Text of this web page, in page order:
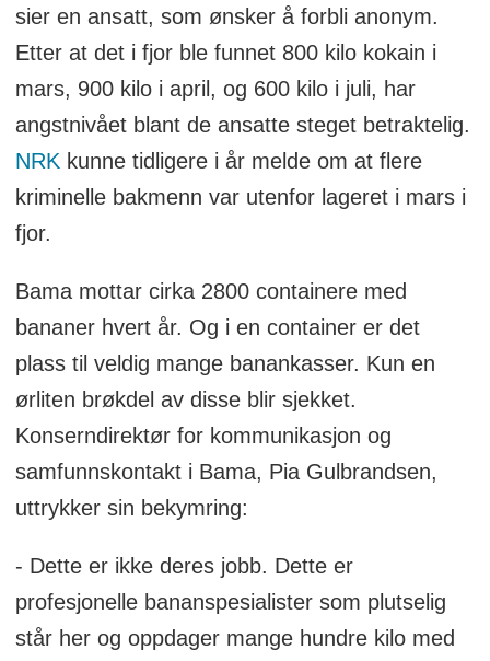
sier en ansatt, som ønsker å forbli anonym.
Etter at det i fjor ble funnet 800 kilo kokain i
mars, 900 kilo i april, og 600 kilo i juli, har
angstnivået blant de ansatte steget betraktelig.
NRK kunne tidligere i år melde om at flere
kriminelle bakmenn var utenfor lageret i mars i
fjor.
Bama mottar cirka 2800 containere med
bananer hvert år. Og i en container er det
plass til veldig mange banankasser. Kun en
ørliten brøkdel av disse blir sjekket.
Konserndirektør for kommunikasjon og
samfunnskontakt i Bama, Pia Gulbrandsen,
uttrykker sin bekymring:
- Dette er ikke deres jobb. Dette er
profesjonelle bananspesialister som plutselig
står her og oppdager mange hundre kilo med